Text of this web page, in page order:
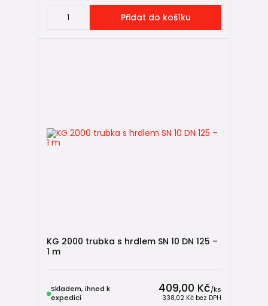
Přidat do košíku
KG 2000 trubka s hrdlem SN 10 DN 125 –
1 m
409,00 Kč/ks
338,02 Kč bez DPH
Skladem, ihned k
expedici